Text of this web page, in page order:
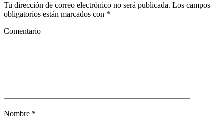
Tu dirección de correo electrónico no será publicada. Los campos
obligatorios están marcados con *
Comentario
Nombre *